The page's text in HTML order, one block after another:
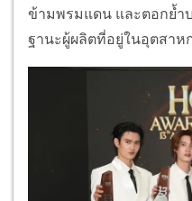
ข้ามพรมแดน และตอกย้ำบ
ฐานะผู้ผลิตที่อยู่ในอุตสาห